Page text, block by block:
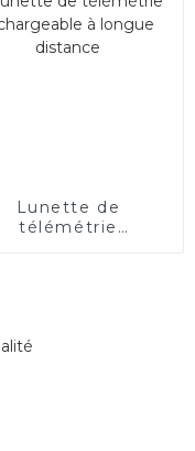
Lunette de
télémétrie